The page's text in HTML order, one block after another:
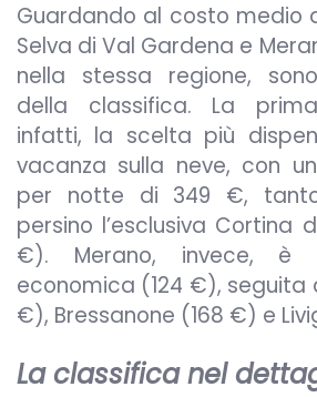
Guardando al costo medio
Selva di Val Gardena e
nella stessa regione,
della classifica. La
infatti, la scelta più
vacanza sulla neve, con
per notte di 349 €,
persino l’esclusiva Cortina
€). Merano, invece,
economica (124 €), seguita
€), Bressanone (168 €) e
La classifica nel